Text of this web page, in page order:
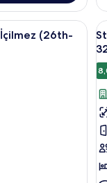
odada kasa, güneşlik/
Ayrı Yataklı Oda,
İçilmez (26th-